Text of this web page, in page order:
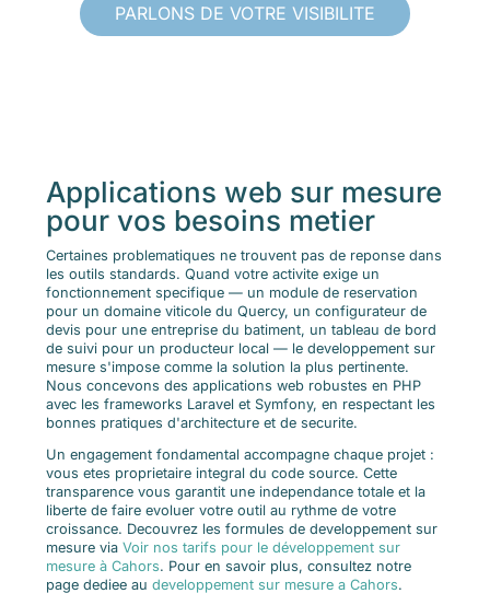
PARLONS DE VOTRE VISIBILITE
Applications web sur mesure
pour vos besoins metier
Certaines problematiques ne trouvent pas de reponse dans
les outils standards. Quand votre activite exige un
fonctionnement specifique — un module de reservation
pour un domaine viticole du Quercy, un configurateur de
devis pour une entreprise du batiment, un tableau de bord
de suivi pour un producteur local — le developpement sur
mesure s'impose comme la solution la plus pertinente.
Nous concevons des applications web robustes en PHP
avec les frameworks Laravel et Symfony, en respectant les
bonnes pratiques d'architecture et de securite.
Un engagement fondamental accompagne chaque projet :
vous etes proprietaire integral du code source. Cette
transparence vous garantit une independance totale et la
liberte de faire evoluer votre outil au rythme de votre
croissance. Decouvrez les formules de developpement sur
mesure viaVoir nos tarifs pour le développement sur
mesure à Cahors. Pour en savoir plus, consultez notre
page dediee audeveloppement sur mesure a Cahors.